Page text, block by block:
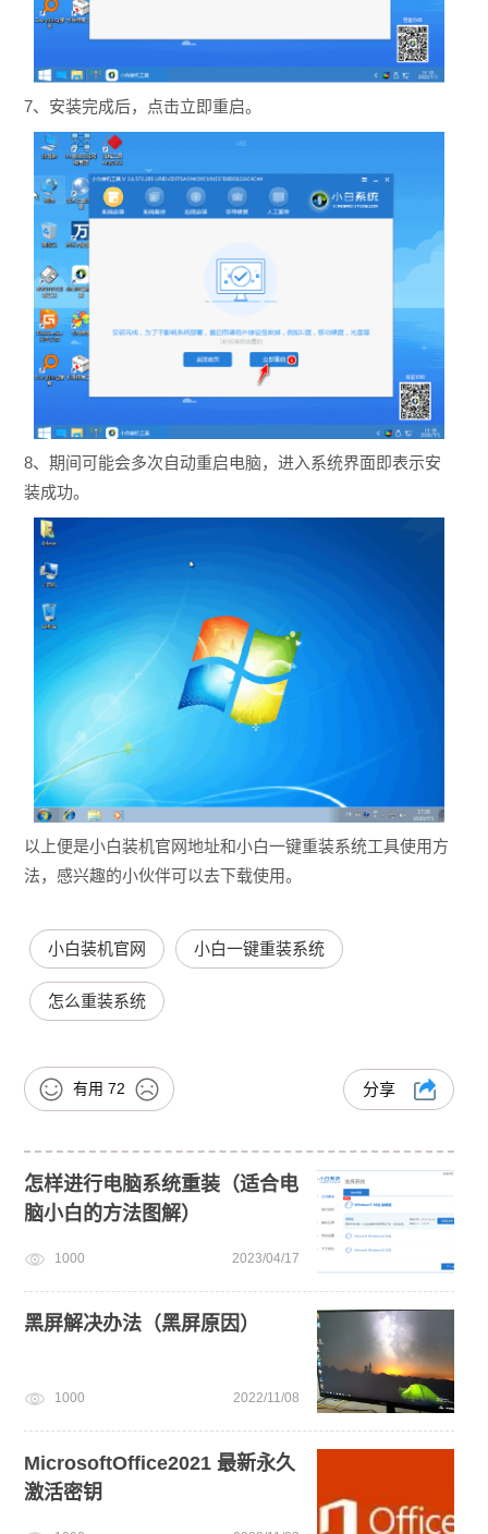
7、安装完成后，点击立即重启。
8、期间可能会多次自动重启电脑，进入系统界面即表示安
装成功。
以上便是小白装机官网地址和小白一键重装系统工具使用方
法，感兴趣的小伙伴可以去下载使用。
小白装机官网 小白一键重装系统
怎么重装系统
有用 72 分享
怎样进行电脑系统重装（适合电
脑小白的方法图解）
1000 2023/04/17
黑屏解决办法（黑屏原因）
1000 2022/11/08
MicrosoftOffice2021 最新永久
激活密钥